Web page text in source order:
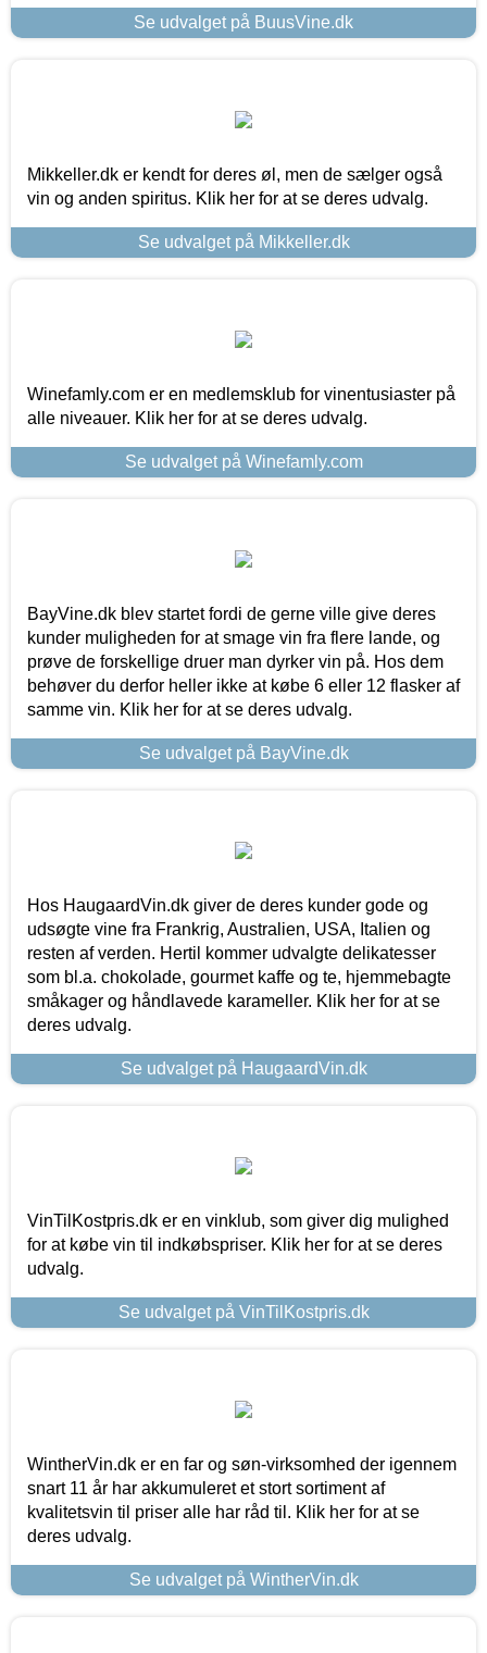
Se udvalget på BuusVine.dk
Mikkeller.dk er kendt for deres øl, men de sælger også
vin og anden spiritus. Klik her for at se deres udvalg.
Se udvalget på Mikkeller.dk
Winefamly.com er en medlemsklub for vinentusiaster på
alle niveauer. Klik her for at se deres udvalg.
Se udvalget på Winefamly.com
BayVine.dk blev startet fordi de gerne ville give deres
kunder muligheden for at smage vin fra flere lande, og
prøve de forskellige druer man dyrker vin på. Hos dem
behøver du derfor heller ikke at købe 6 eller 12 flasker af
samme vin. Klik her for at se deres udvalg.
Se udvalget på BayVine.dk
Hos HaugaardVin.dk giver de deres kunder gode og
udsøgte vine fra Frankrig, Australien, USA, Italien og
resten af verden. Hertil kommer udvalgte delikatesser
som bl.a. chokolade, gourmet kaffe og te, hjemmebagte
småkager og håndlavede karameller. Klik her for at se
deres udvalg.
Se udvalget på HaugaardVin.dk
VinTilKostpris.dk er en vinklub, som giver dig mulighed
for at købe vin til indkøbspriser. Klik her for at se deres
udvalg.
Se udvalget på VinTilKostpris.dk
WintherVin.dk er en far og søn-virksomhed der igennem
snart 11 år har akkumuleret et stort sortiment af
kvalitetsvin til priser alle har råd til. Klik her for at se
deres udvalg.
Se udvalget på WintherVin.dk